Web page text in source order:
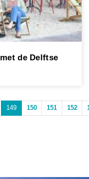
de Delftse
149 150 151 152